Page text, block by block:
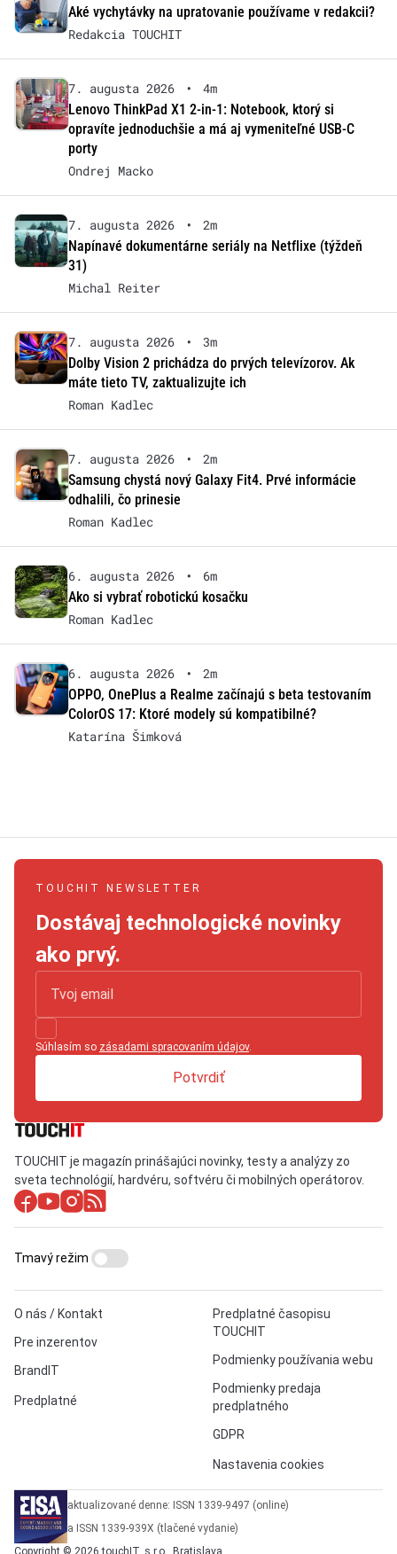
Aké vychytávky na upratovanie používame v redakcii?
Redakcia TOUCHIT
7. augusta 2026 •
4m
Lenovo ThinkPad X1 2-in-1: Notebook, ktorý si
opravíte jednoduchšie a má aj vymeniteľné USB-C
porty
Ondrej Macko
7. augusta 2026 •
2m
Napínavé dokumentárne seriály na Netflixe (týždeň
31)
Michal Reiter
7. augusta 2026 •
3m
Dolby Vision 2 prichádza do prvých televízorov. Ak
máte tieto TV, zaktualizujte ich
Roman Kadlec
7. augusta 2026 •
2m
Samsung chystá nový Galaxy Fit4. Prvé informácie
odhalili, čo prinesie
Roman Kadlec
6. augusta 2026 •
6m
Ako si vybrať robotickú kosačku
Roman Kadlec
6. augusta 2026 •
2m
OPPO, OnePlus a Realme začínajú s beta testovaním
ColorOS 17: Ktoré modely sú kompatibilné?
Katarína Šimková
TOUCHIT NEWSLETTER
Dostávaj technologické novinky
ako prvý.
Súhlasím so zásadami spracovaním údajov.
Potvrdiť
TOUCHIT je magazín prinášajúci novinky, testy a analýzy zo
sveta technológií, hardvéru, softvéru či mobilných operátorov.
O nás / Kontakt
Pre inzerentov
BrandIT
Predplatné
Predplatné časopisu
TOUCHIT
Podmienky používania webu
Podmienky predaja
predplatného
GDPR
Nastavenia cookies
Tmavý režim
aktualizované denne: ISSN 1339-9497 (online)
a ISSN 1339-939X (tlačené vydanie)
Copyright © 2026 touchIT, s.r.o., Bratislava.